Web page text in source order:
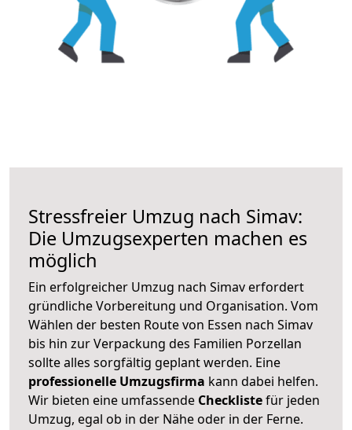
Stressfreier Umzug nach Simav:
Die Umzugsexperten machen es
möglich
Ein erfolgreicher Umzug nach Simav erfordert
gründliche Vorbereitung und Organisation. Vom
Wählen der besten Route von Essen nach Simav
bis hin zur Verpackung des Familien Porzellan
sollte alles sorgfältig geplant werden. Eine
professionelle Umzugsfirma kann dabei helfen.
Wir bieten eine umfassende Checklistefür jeden
Umzug, egal ob in der Nähe oder in der Ferne.